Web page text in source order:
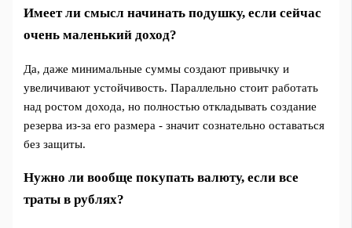
Имеет ли смысл начинать подушку, если сейчас
очень маленький доход?
Да, даже минимальные суммы создают привычку и
увеличивают устойчивость. Параллельно стоит работать
над ростом дохода, но полностью откладывать создание
резерва из-за его размера - значит сознательно оставаться
без защиты.
Нужно ли вообще покупать валюту, если все
траты в рублях?